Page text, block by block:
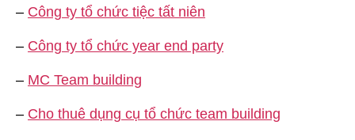
– Công ty tổ chức tiệc tất niên
– Công ty tổ chức year end party
– MC Team building
– Cho thuê dụng cụ tổ chức team building